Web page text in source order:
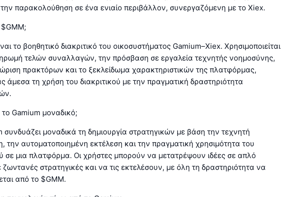
παρακολούθηση σε ένα ενιαίο περιβάλλον, συνεργαζόμενη με το Xiex.
$GMM;
το βοηθητικό διακριτικό του οικοσυστήματος Gamium–Xiex. Χρησιμοποιείται
τελών συναλλαγών, την πρόσβαση σε εργαλεία τεχνητής νοημοσύνης,
πρακτόρων και το ξεκλείδωμα χαρακτηριστικών της πλατφόρμας,
άμεσα τη χρήση του διακριτικού με την πραγματική δραστηριότητα
το Gamium μοναδικό;
συνδυάζει μοναδικά τη δημιουργία στρατηγικών με βάση την τεχνητή
την αυτοματοποιημένη εκτέλεση και την πραγματική χρησιμότητα του
σε μια πλατφόρμα. Οι χρήστες μπορούν να μετατρέψουν ιδέες σε απλό
ζωντανές στρατηγικές και να τις εκτελέσουν, με όλη τη δραστηριότητα να
από το $GMM.